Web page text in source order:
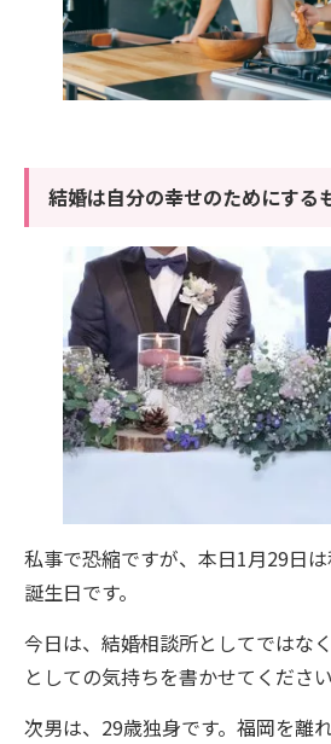
結婚は自分の幸せのためにする
私事で恐縮ですが、本日1月29日
誕生日です。
今日は、結婚相談所としてではな
としての気持ちを書かせてください
次男は、29歳独身です。福岡を離